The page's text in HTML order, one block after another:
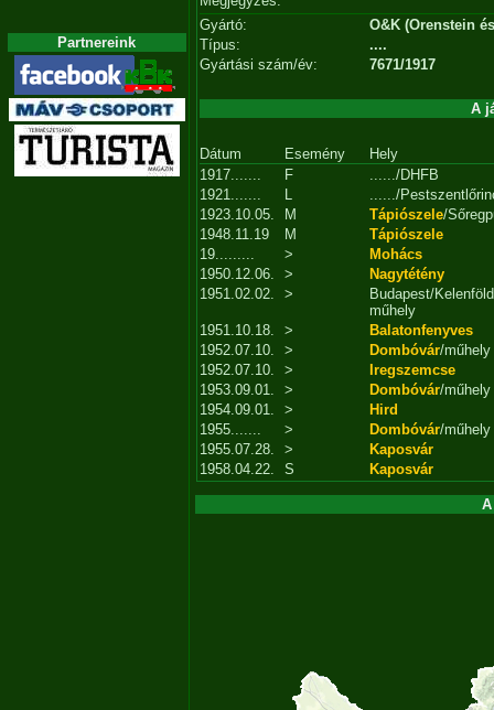
Partnereink
Gyártó:
O&K (Orenstein
Típus:
....
Gyártási szám/év:
7671/1917
A
Dátum Esemény
Hely
1917.......
F
....../DHFB
1921.......
L
....../
1923.10.05.
M Tápiószele/
1948.11.19
M
Tápiószele
19.........
>
Mohács
1950.12.06.
>
Nagytétény
1951.02.02.
>
Budapest/
műhely
1951.10.18.
>
Balatonfenyves
1952.07.10.
> Dombóvár/műhely
1952.07.10.
>
Iregszemcse
1953.09.01.
> Dombóvár/műhely
1954.09.01.
>
Hird
1955.......
> Dombóvár/műhely
1955.07.28.
>
Kaposvár
1958.04.22.
S Kaposvár